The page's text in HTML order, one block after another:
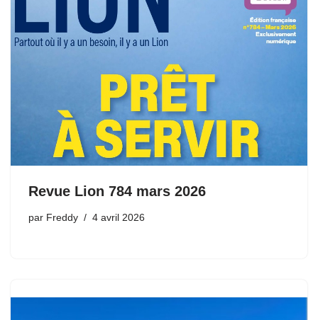
Revue Lion 784 mars 2026
par Freddy 4 avril 2026